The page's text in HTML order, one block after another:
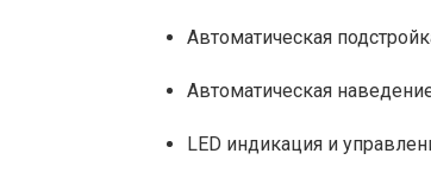
Автоматическая
Автоматическая
LED индикация и